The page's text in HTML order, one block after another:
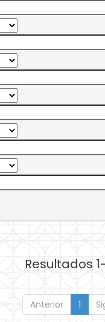
Resultados
Anterior 1